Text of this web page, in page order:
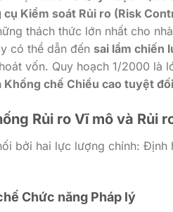
cụ Kiểm soát Rủi ro (Risk
thách thức lớn nhất cho
có thể dẫn đến sai lầm chiến
vốn. Quy hoạch 1/2000 là
chế Chiều cao tuyệt
Rủi ro Vĩ mô và Rủi
bởi hai lực lượng chính: Định
Chức năng Pháp lý